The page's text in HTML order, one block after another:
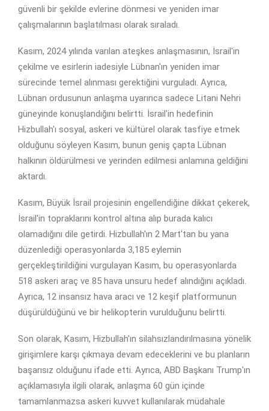
güvenli bir şekilde evlerine dönmesi ve yeniden imar
çalışmalarının başlatılması olarak sıraladı.
Kasım, 2024 yılında varılan ateşkes anlaşmasının, İsrail'in
çekilme ve esirlerin iadesiyle Lübnan'ın yeniden imar
sürecinde temel alınması gerektiğini vurguladı. Ayrıca,
Lübnan ordusunun anlaşma uyarınca sadece Litani Nehri
güneyinde konuşlandığını belirtti. İsrail'in hedefinin
Hizbullah'ı sosyal, askeri ve kültürel olarak tasfiye etmek
olduğunu söyleyen Kasım, bunun geniş çapta Lübnan
halkının öldürülmesi ve yerinden edilmesi anlamına geldiğini
aktardı.
Kasım, Büyük İsrail projesinin engellendiğine dikkat çekerek,
İsrail'in topraklarını kontrol altına alıp burada kalıcı
olamadığını dile getirdi. Hizbullah'ın 2 Mart'tan bu yana
düzenlediği operasyonlarda 3,185 eylemin
gerçekleştirildiğini vurgulayan Kasım, bu operasyonlarda
518 askeri araç ve 85 hava unsuru hedef alındığını açıkladı.
Ayrıca, 12 insansız hava aracı ve 12 keşif platformunun
düşürüldüğünü ve bir helikopterin vurulduğunu belirtti.
Son olarak, Kasım, Hizbullah'ın silahsızlandırılmasına yönelik
girişimlere karşı çıkmaya devam edeceklerini ve bu planların
başarısız olduğunu ifade etti. Ayrıca, ABD Başkanı Trump'ın
açıklamasıyla ilgili olarak, anlaşma 60 gün içinde
tamamlanmazsa askeri kuvvet kullanılarak müdahale